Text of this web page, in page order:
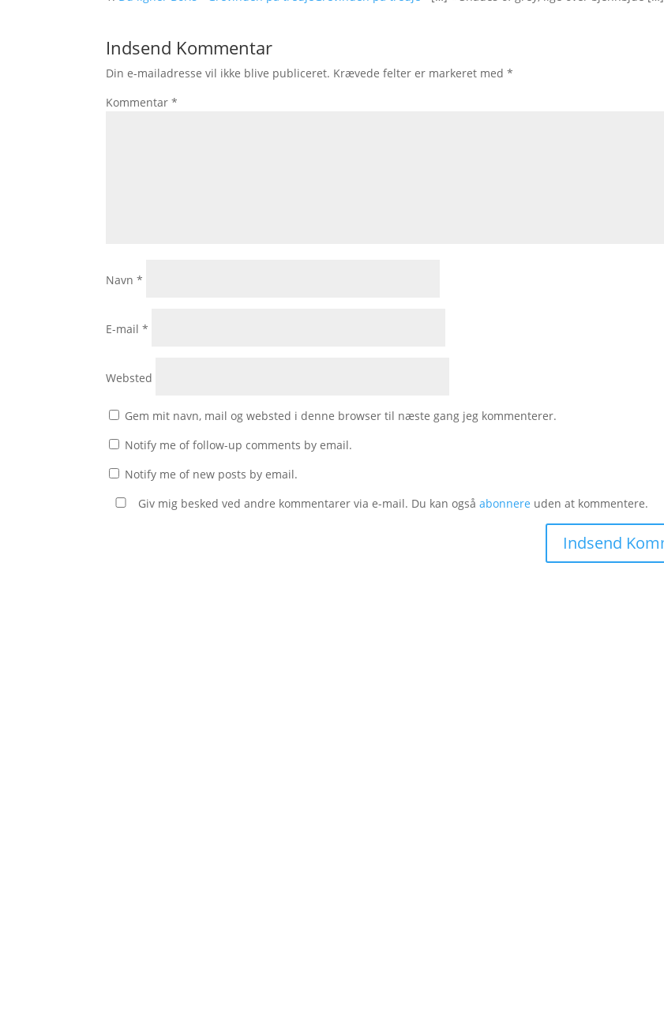
Indsend Kommentar
Din e-mailadresse vil ikke blive publiceret. Krævede felter er markeret med*
Kommentar*
Navn*
E-mail*
Websted
Gem mit navn, mail og websted i denne browser til næste gang jeg kommenterer.
Notify me of follow-up comments by email.
Notify me of new posts by email.
Giv mig besked ved andre kommentarer via e-mail. Du kan ogsåabonnere uden at kommentere.